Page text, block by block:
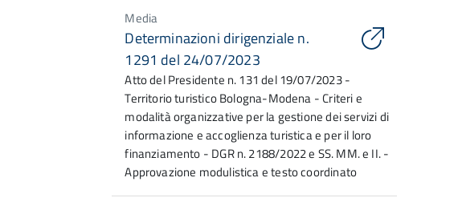
Media
Determinazioni dirigenziale n.
1291 del 24/07/2023
Atto del Presidente n. 131 del 19/07/2023 -
Territorio turistico Bologna-Modena - Criteri e
modalità organizzative per la gestione dei servizi di
informazione e accoglienza turistica e per il loro
finanziamento - DGR n. 2188/2022 e SS. MM. e II. -
Approvazione modulistica e testo coordinato